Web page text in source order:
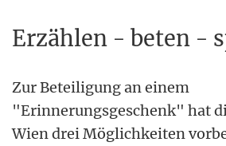
Erzählen - beten -
Zur Beteiligung an einem
"Erinnerungsgeschenk" hat
Wien drei Möglichkeiten